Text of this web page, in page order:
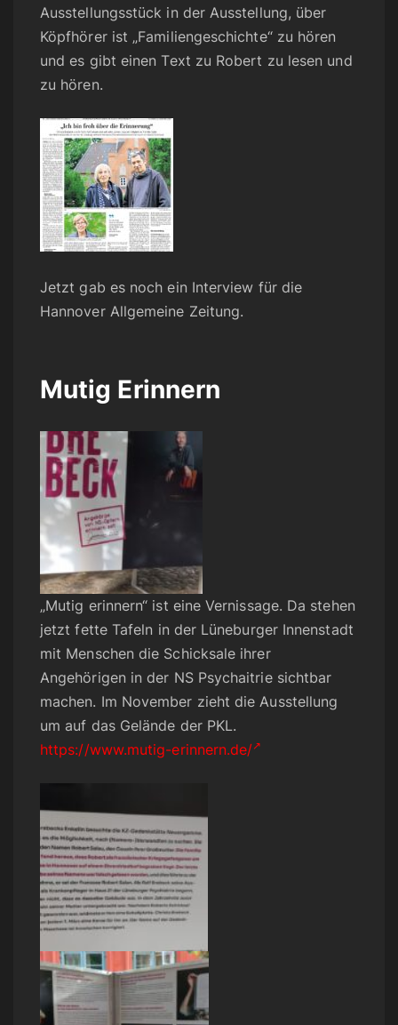
Ausstellungsstück in der Ausstellung, über
Köpfhörer ist „Familiengeschichte“ zu hören
und es gibt einen Text zu Robert zu lesen und
zu hören.
Jetzt gab es noch ein Interview für die
Hannover Allgemeine Zeitung.
Mutig Erinnern
„Mutig erinnern“ ist eine Vernissage. Da stehen
jetzt fette Tafeln in der Lüneburger Innenstadt
mit Menschen die Schicksale ihrer
Angehörigen in der NS Psychaitrie sichtbar
machen. Im November zieht die Ausstellung
um auf das Gelände der PKL.
https://www.mutig-erinnern.de/